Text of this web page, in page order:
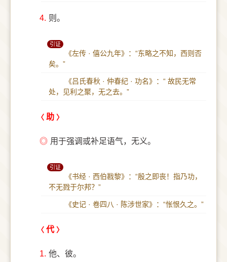
4. 则。
引证
《左传 · 僖公九年》：“东略之不知，西则否
矣。”
《吕氏春秋 · 仲春纪 · 功名》：“ 故民无常
处，见利之聚，无之去。”
助
◎ 用于强调或补足语气，无义。
引证
《书经 · 西伯戡黎》：“殷之即丧！指乃功，
不无戮于尔邦？”
《史记 · 卷四八 · 陈涉世家》：“怅恨久之。”
代
1. 他、彼。